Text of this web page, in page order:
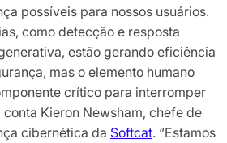
possíveis para nossos usuários.
como detecção e resposta
estão gerando eficiência
mas o elemento humano
crítico para interromper
conta Kieron Newsham, chefe de
cibernética da Softcat. “Estamos